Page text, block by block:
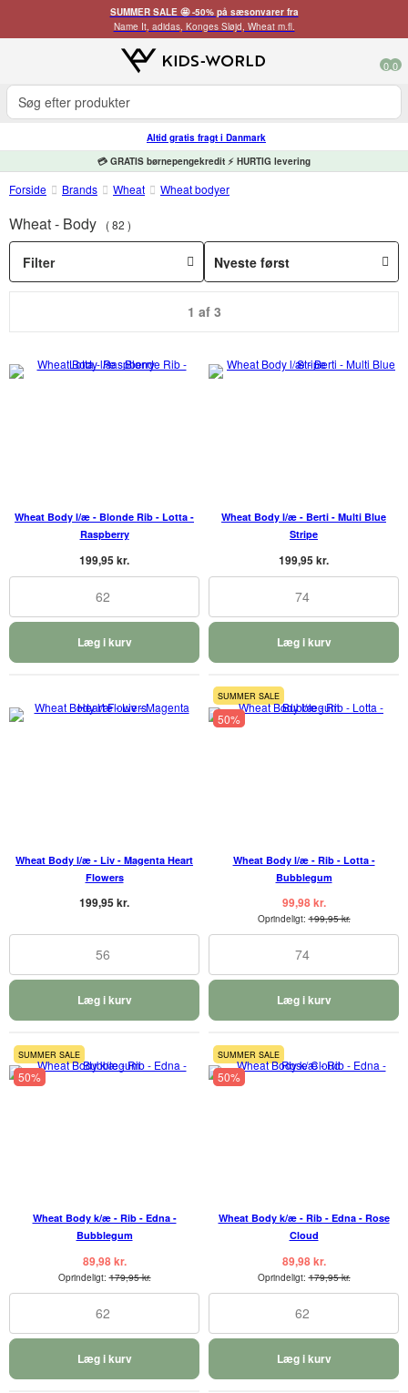
SUMMER SALE 🤩 -50% på sæsonvarer fra
Name It, adidas, Konges Sløjd, Wheat m.fl.
0 0
Altid gratis fragt i Danmark
💳 GRATIS børnepengekredit ⚡ HURTIG levering
Forside Brands Wheat Wheat bodyer
Wheat - Body 82
Filter
1 af 3
Wheat Body l/æ - Blonde Rib - Lotta -
Raspberry
199,95 kr.
62
Læg i kurv
Wheat Body l/æ - Berti - Multi Blue
Stripe
199,95 kr.
74
Læg i kurv
Wheat Body l/æ - Liv - Magenta Heart
Flowers
199,95 kr.
56
Læg i kurv
SUMMER SALE
50%
Wheat Body l/æ - Rib - Lotta -
Bubblegum
99,98 kr.
Oprindeligt:199,95 kr.
74
Læg i kurv
SUMMER SALE
50%
Wheat Body k/æ - Rib - Edna -
Bubblegum
89,98 kr.
Oprindeligt:179,95 kr.
62
Læg i kurv
SUMMER SALE
50%
Wheat Body k/æ - Rib - Edna - Rose
Cloud
89,98 kr.
Oprindeligt:179,95 kr.
62
Læg i kurv